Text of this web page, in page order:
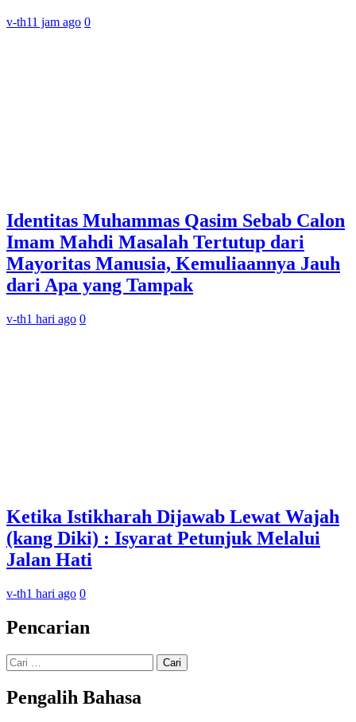
v-th11 jam ago 0
Identitas Muhammas Qasim Sebab Calon
Imam Mahdi Masalah Tertutup dari
Mayoritas Manusia, Kemuliaannya Jauh
dari Apa yang Tampak
v-th1 hari ago 0
Ketika Istikharah Dijawab Lewat Wajah
(kang Diki) : Isyarat Petunjuk Melalui
Jalan Hati
v-th1 hari ago 0
Pencarian
Cari
untuk:
Pengalih Bahasa